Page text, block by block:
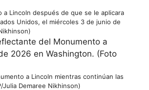
Lincoln después de que se le aplicara
Unidos, el miércoles 3 de junio de
a Lincoln mientras continúan las
Demaree Nikhinson)